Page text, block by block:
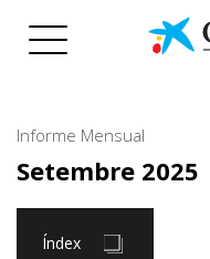
Informe Mensual
Setembre 2025
Índex